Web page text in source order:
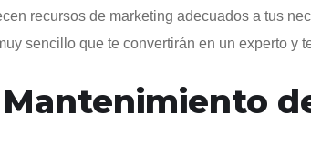
recursos de marketing adecuados a tus
sencillo que te convertirán en un experto y